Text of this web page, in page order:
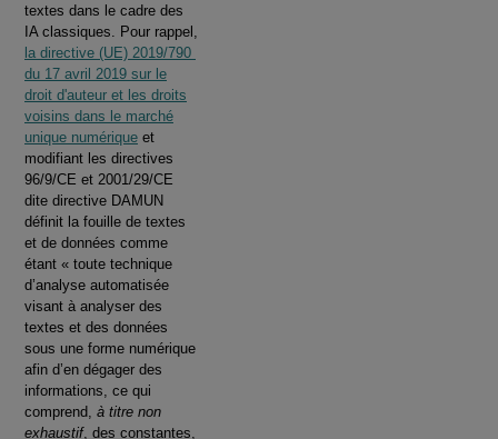
textes dans le cadre des
IA classiques. Pour rappel,
la directive (UE) 2019/790
du 17 avril 2019 sur le
droit d'auteur et les droits
voisins dans le marché
unique numérique et
modifiant les directives
96/9/CE et 2001/29/CE
dite directive DAMUN
définit la fouille de textes
et de données comme
étant « toute technique
d’analyse automatisée
visant à analyser des
textes et des données
sous une forme numérique
afin d’en dégager des
informations, ce qui
comprend, à titre non
exhaustif, des constantes,